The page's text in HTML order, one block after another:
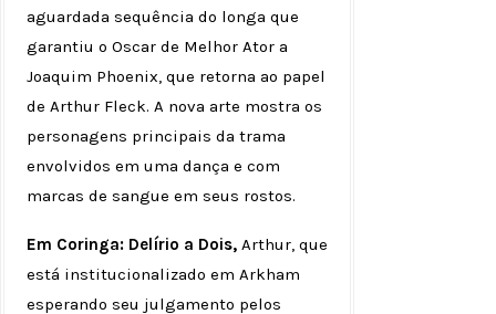
aguardada sequência do longa que
garantiu o Oscar de Melhor Ator a
Joaquim Phoenix, que retorna ao papel
de Arthur Fleck. A nova arte mostra os
personagens principais da trama
envolvidos em uma dança e com
marcas de sangue em seus rostos.
Em Coringa: Delírio a Dois, Arthur, que
está institucionalizado em Arkham
esperando seu julgamento pelos